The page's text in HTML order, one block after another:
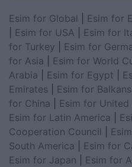
Esim for Global Esim for
Esim for USA Esim for
for Turkey
Esim for
for Asia
Esim for World
Arabia
Esim for Egypt
Emirates
Esim for Balkans
for China
Esim for United
Esim for Latin America
Cooperation Council
South America
Esim for
Esim for Japan
Esim for